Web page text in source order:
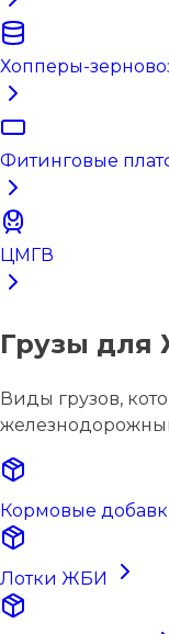
Хопперы-
Фитинговые
ЦМГВ
Грузы для
Виды грузов,
Кормовые
Лотки ЖБИ